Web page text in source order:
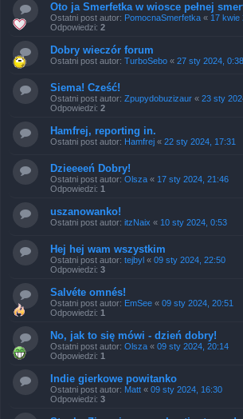
Oto ja Smerfetka w wiosce pełnej
Ostatni post autor: PomocnaSmerfetka « 17 kwie
Odpowiedzi: 2
Dobry wieczór forum
Ostatni post autor: TurboSebo « 27 sty 2024, 0:38
Siema! Cześć!
Ostatni post autor: Zpupydobuzizaur « 23 sty
Odpowiedzi: 2
Hamfrej, reporting in.
Ostatni post autor: Hamfrej « 22 sty 2024, 17:31
Dzieeeeń Dobry!
Ostatni post autor: Olsza « 17 sty 2024, 21:46
Odpowiedzi: 1
uszanowanko!
Ostatni post autor: itzNaix « 10 sty 2024, 0:53
Hej hej wam wszystkim
Ostatni post autor: tejbyl « 09 sty 2024, 22:50
Odpowiedzi: 3
Salvéte omnés!
Ostatni post autor: EmSee « 09 sty 2024, 20:51
Odpowiedzi: 1
No, jak to się mówi - dzień dobry!
Ostatni post autor: Olsza « 09 sty 2024, 20:14
Odpowiedzi: 1
Indie gierkowe powitanko
Ostatni post autor: Matt « 09 sty 2024, 16:30
Odpowiedzi: 3